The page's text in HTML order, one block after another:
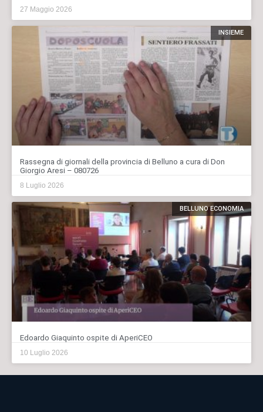
27 Maggio 2026
INSIEME
Rassegna di giornali della provincia di Belluno a cura di Don
Giorgio Aresi – 080726
8 Luglio 2026
BELLUNO ECONOMIA
Edoardo Giaquinto ospite di AperiCEO
10 Luglio 2026